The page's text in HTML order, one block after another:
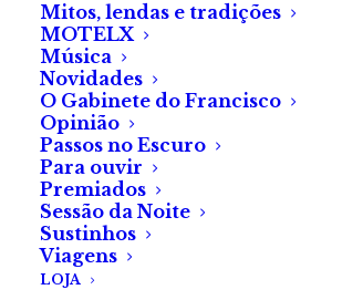
Mitos, lendas e tradições
MOTELX
Música
Novidades
O Gabinete do Francisco
Opinião
Passos no Escuro
Para ouvir
Premiados
Sessão da Noite
Sustinhos
Viagens
LOJA